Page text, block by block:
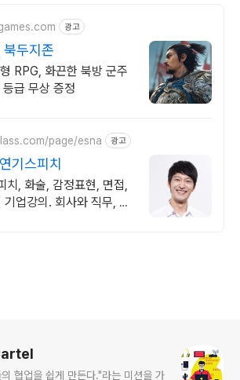
광고
두지존
RPG, 화끈한 북방 군주
급 무상 증정
page/esna 광고
기스피치
치, 화술, 감정표현, 면접,
업강의. 회사와 직무, 목
협업을 쉽게 만든다."라는 미션을 가